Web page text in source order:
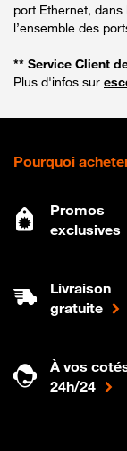
port Ethernet,
l’ensemble des
** Service Client
Plus d'infos sur
Pourquoi
Promos
exclusives
Livraison
gratuite
À vos
24h/24